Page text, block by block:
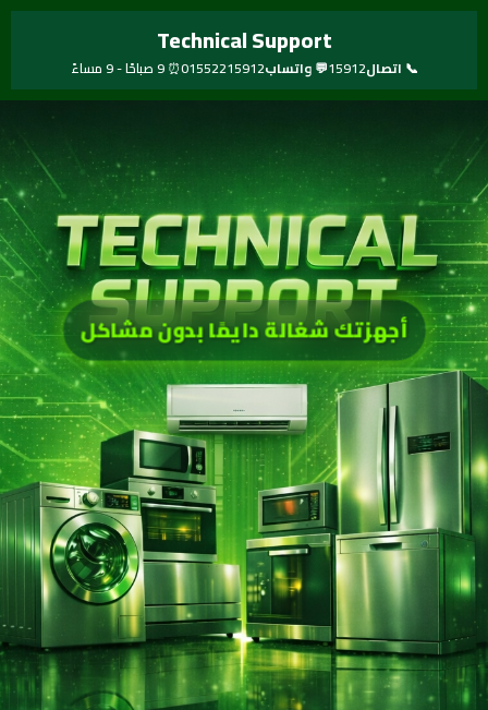
تخطي
Technical Support
📞 اتصال15912💬 واتساب01552215912⏰ 9 صباحًا - 9 مساءً
أجهزتك شغالة دايمًا بدون مشاكل